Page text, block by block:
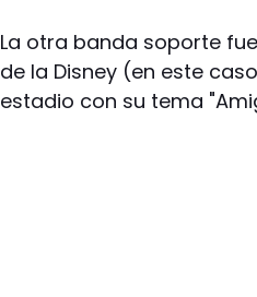
La otra banda soporte
de la Disney (en este
estadio con su tema